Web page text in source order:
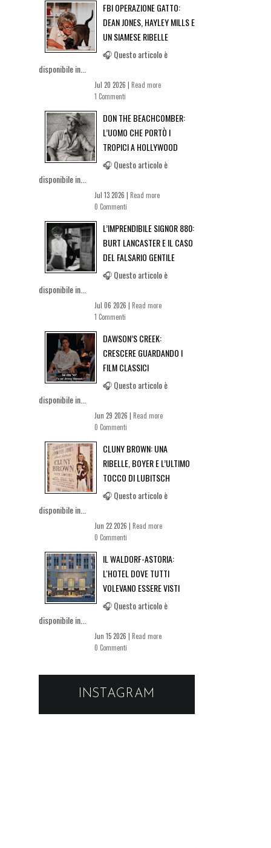
FBI OPERAZIONE GATTO:
DEAN JONES, HAYLEY MILLS E
UN SIAMESE RIBELLE
🎧 Questo articolo è
disponibile in...
Jul 20 2026 | Read more
1 Commenti
DON THE BEACHCOMBER:
L’UOMO CHE PORTÒ I
TROPICI A HOLLYWOOD
🎧 Questo articolo è
disponibile in...
Jul 13 2026 | Read more
0 Commenti
L’IMPRENDIBILE SIGNOR 880:
BURT LANCASTER E IL CASO
DEL FALSARIO GENTILE
🎧 Questo articolo è
disponibile in...
Jul 06 2026 | Read more
1 Commenti
DAWSON’S CREEK:
CRESCERE GUARDANDO I
FILM CLASSICI
🎧 Questo articolo è
disponibile in...
Jun 29 2026 | Read more
0 Commenti
CLUNY BROWN: UNA
RIBELLE, BOYER E L’ULTIMO
TOCCO DI LUBITSCH
🎧 Questo articolo è
disponibile in...
Jun 22 2026 | Read more
0 Commenti
IL WALDORF-ASTORIA:
L'HOTEL DOVE TUTTI
VOLEVANO ESSERE VISTI
🎧 Questo articolo è
disponibile in...
Jun 15 2026 | Read more
0 Commenti
INSTAGRAM